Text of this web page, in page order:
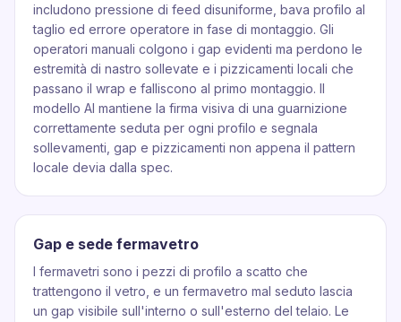
includono pressione di feed disuniforme, bava profilo al
taglio ed errore operatore in fase di montaggio. Gli
operatori manuali colgono i gap evidenti ma perdono le
estremità di nastro sollevate e i pizzicamenti locali che
passano il wrap e falliscono al primo montaggio. Il
modello AI mantiene la firma visiva di una guarnizione
correttamente seduta per ogni profilo e segnala
sollevamenti, gap e pizzicamenti non appena il pattern
locale devia dalla spec.
Gap e sede fermavetro
I fermavetri sono i pezzi di profilo a scatto che
trattengono il vetro, e un fermavetro mal seduto lascia
un gap visibile sull'interno o sull'esterno del telaio. Le